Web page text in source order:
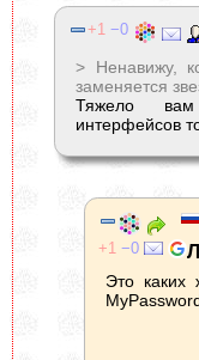
1 0
> Ненавижу,
заменяется
Тяжело
интерфейсов
1 0
Это каких